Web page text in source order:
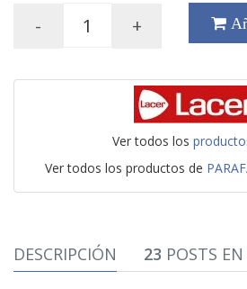
- +
Ver todos los
Ver todos los productos de
DESCRIPCIÓN 23 POSTS